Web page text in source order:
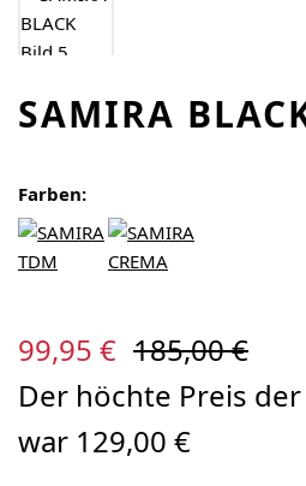
SAMIRA
Farben:
Verkaufspreis:
99,95 € Regulärer
185,00 €
Der höchte Preis
war 129,00 €